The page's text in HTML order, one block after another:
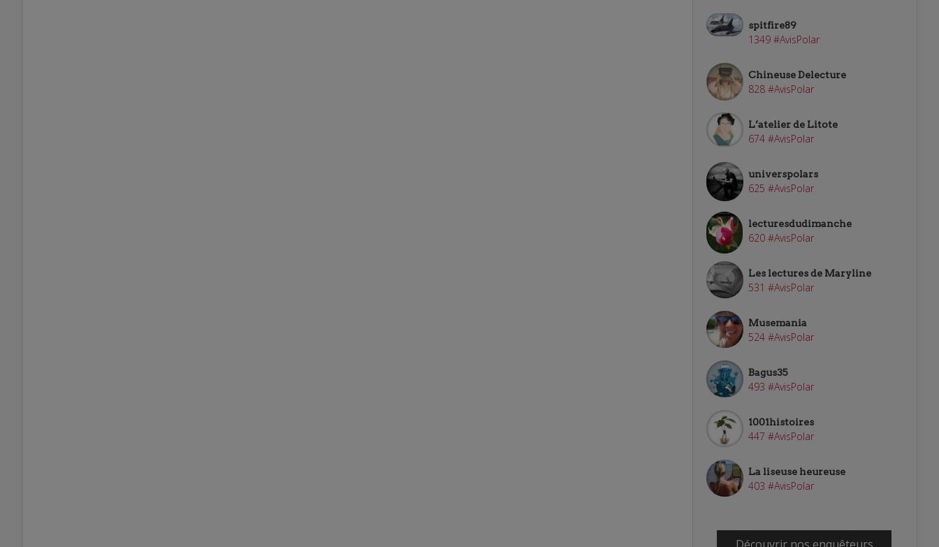
spitfire89
1349 #AvisPolar
Chineuse Delecture
828 #AvisPolar
L’atelier de Litote
674 #AvisPolar
universpolars
625 #AvisPolar
lecturesdudimanche
620 #AvisPolar
Les lectures de Maryline
531 #AvisPolar
Musemania
524 #AvisPolar
Bagus35
493 #AvisPolar
1001histoires
447 #AvisPolar
La liseuse heureuse
403 #AvisPolar